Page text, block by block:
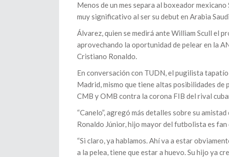
Menos de un mes separa al boxeador
muy significativo al ser su debut en Arabia
Álvarez, quien se medirá ante William Scull el
aprovechando la oportunidad de pelear en la
Cristiano Ronaldo.
En conversación con TUDN, el pugilista
Madrid, mismo que tiene altas posibilidades
CMB y OMB contra la corona FIB del rival
“Canelo”, agregó más detalles sobre su
Ronaldo Júnior, hijo mayor del futbolista es fan
“Si claro, ya hablamos. Ahí va a estar
a la pelea, tiene que estar a huevo. Su hijo ya